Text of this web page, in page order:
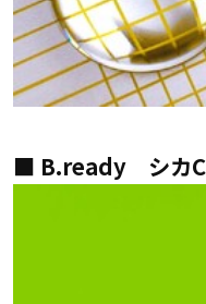
■ B.ready シカC